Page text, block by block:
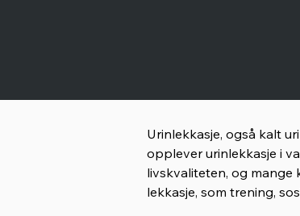
Urinlekkasje, også kalt
opplever urinlekkasje i
livskvaliteten, og mange
lekkasje, som trening,